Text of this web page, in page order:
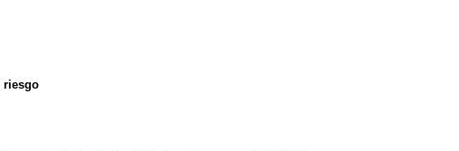
riesgo